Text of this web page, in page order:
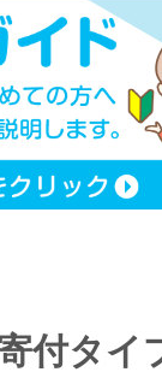
付タイ